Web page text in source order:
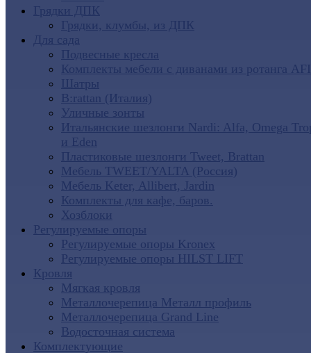
Грядки ДПК
Грядки, клумбы, из ДПК
Для сада
Подвесные кресла
Комплекты мебели с диванами из ротанга
Шатры
B:rattan (Италия)
Уличные зонты
Итальянские шезлонги Nardi: Alfa, Omega
и Eden
Пластиковые шезлонги Tweet, Brattan
Мебель TWEET/YALTA (Россия)
Мебель Keter, Allibert, Jardin
Комплекты для кафе, баров.
Хозблоки
Регулируемые опоры
Регулируемые опоры Kronex
Регулируемые опоры HILST LIFT
Кровля
Мягкая кровля
Металлочерепица Металл профиль
Металлочерепица Grand Line
Водосточная система
Комплектующие